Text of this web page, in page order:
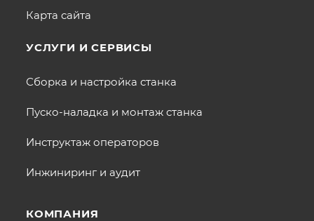
Карта сайта
УСЛУГИ И СЕРВИСЫ
Сборка и настройка станка
Пуско-наладка и монтаж станка
Инструктаж операторов
Инжиниринг и аудит
КОМПАНИЯ